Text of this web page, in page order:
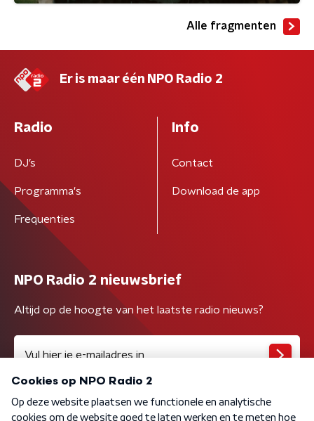
Alle fragmenten
Er is maar één NPO Radio 2
Radio
DJ’s
Programma's
Frequenties
Info
Contact
Download de app
NPO Radio 2 nieuwsbrief
Altijd op de hoogte van het laatste radio nieuws?